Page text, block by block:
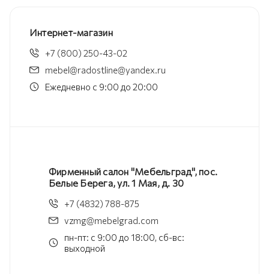
Интернет-магазин
+7 (800) 250-43-02
mebel@radostline@yandex.ru
Ежедневно с 9:00 до 20:00
Фирменный салон "Мебельград", пос.
Белые Берега, ул. 1 Мая, д. 30
+7 (4832) 788-875
vzmg@mebelgrad.com
пн-пт: с 9:00 до 18:00, сб-вс:
выходной